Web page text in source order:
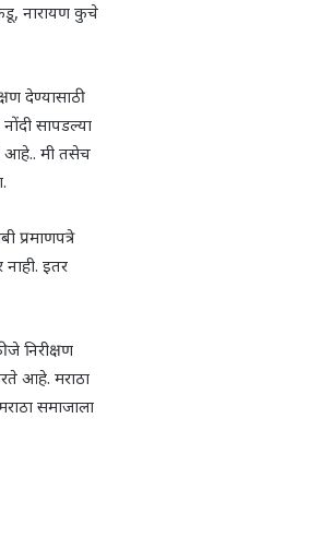
नारायण कुचे
देण्यासाठी
सापडल्या
आहे.. मी तसेच
प्रमाणपत्रे
इतर
निरीक्षण
आहे. मराठा
समाजाला